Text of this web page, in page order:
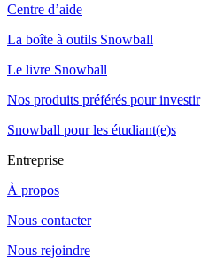
Centre d’aide
La boîte à outils Snowball
Le livre Snowball
Nos produits préférés pour investir
Snowball pour les étudiant(e)s
Entreprise
À propos
Nous contacter
Nous rejoindre